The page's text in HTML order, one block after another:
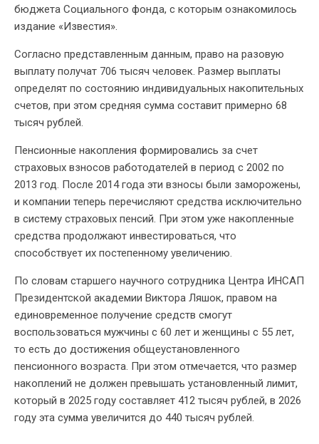
бюджета Социального фонда, с которым ознакомилось
издание «Известия».
Согласно представленным данным, право на разовую
выплату получат 706 тысяч человек. Размер выплаты
определят по состоянию индивидуальных накопительных
счетов, при этом средняя сумма составит примерно 68
тысяч рублей.
Пенсионные накопления формировались за счет
страховых взносов работодателей в период с 2002 по
2013 год. После 2014 года эти взносы были заморожены,
и компании теперь перечисляют средства исключительно
в систему страховых пенсий. При этом уже накопленные
средства продолжают инвестироваться, что
способствует их постепенному увеличению.
По словам старшего научного сотрудника Центра ИНСАП
Президентской академии Виктора Ляшок, правом на
единовременное получение средств смогут
воспользоваться мужчины с 60 лет и женщины с 55 лет,
то есть до достижения общеустановленного
пенсионного возраста. При этом отмечается, что размер
накоплений не должен превышать установленный лимит,
который в 2025 году составляет 412 тысяч рублей, в 2026
году эта сумма увеличится до 440 тысяч рублей.